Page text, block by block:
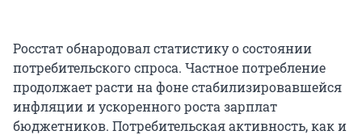
Росстат обнародовал статистику о состоянии
потребительского спроса. Частное потребление
продолжает расти на фоне стабилизировавшейся
инфляции и ускоренного роста зарплат
бюджетников. Потребительская активность, как и